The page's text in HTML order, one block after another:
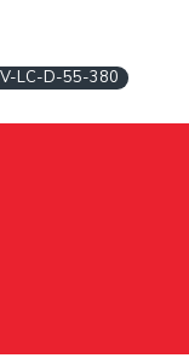
LC-D-55-380